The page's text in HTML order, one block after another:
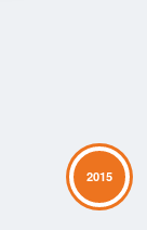
2015